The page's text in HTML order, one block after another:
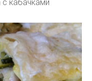
с кабачками